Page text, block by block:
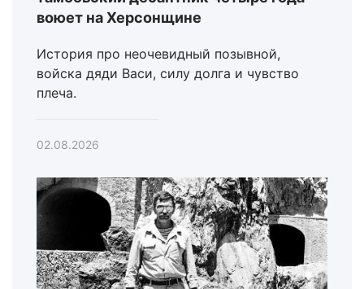
воюет на Херсонщине
История про неочевидный позывной,
войска дяди Васи, силу долга и чувство
плеча.
02.08.2026